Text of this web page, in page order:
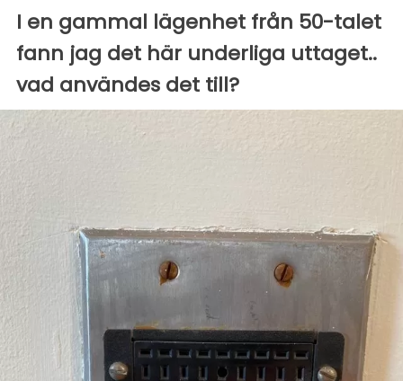
I en gammal lägenhet från 50-talet
fann jag det här underliga uttaget..
vad användes det till?